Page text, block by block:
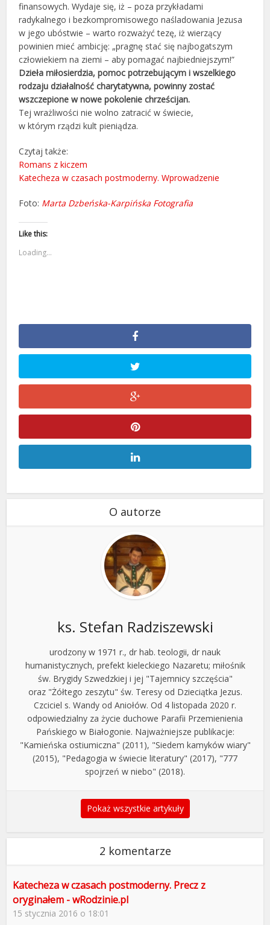
finansowych. Wydaje się, iż – poza przykładami
radykalnego i bezkompromisowego naśladowania Jezusa
w jego ubóstwie – warto rozważyć tezę, iż wierzący
powinien mieć ambicję: „pragnę stać się najbogatszym
człowiekiem na ziemi – aby pomagać najbiedniejszym!”
Dzieła miłosierdzia, pomoc potrzebującym i wszelkiego
rodzaju działalność charytatywna, powinny zostać
wszczepione w nowe pokolenie chrześcijan.
Tej wrażliwości nie wolno zatracić w świecie,
w którym rządzi kult pieniądza.
Czytaj także:
Romans z kiczem
Katecheza w czasach postmoderny. Wprowadzenie
Foto: Marta Dzbeńska-Karpińska Fotografia
Like this:
Loading...
O autorze
ks. Stefan Radziszewski
urodzony w 1971 r., dr hab. teologii, dr nauk
humanistycznych, prefekt kieleckiego Nazaretu; miłośnik
św. Brygidy Szwedzkiej i jej "Tajemnicy szczęścia"
oraz "Żółtego zeszytu" św. Teresy od Dzieciątka Jezus.
Czciciel s. Wandy od Aniołów. Od 4 listopada 2020 r.
odpowiedzialny za życie duchowe Parafii Przemienienia
Pańskiego w Białogonie. Najważniejsze publikacje:
"Kamieńska ostiumiczna" (2011), "Siedem kamyków wiary"
(2015), "Pedagogia w świecie literatury" (2017), "777
spojrzeń w niebo" (2018).
Pokaż wszystkie artykuły
2 komentarze
Katecheza w czasach postmoderny. Precz z
oryginałem - wRodzinie.pl
15 stycznia 2016 o 18:01